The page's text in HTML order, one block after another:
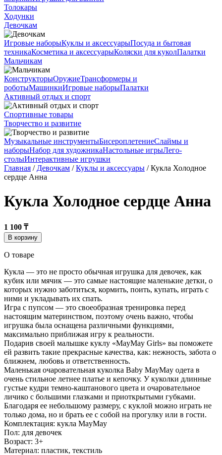
Толокары
Ходунки
Девочкам
Игровые наборыКуклы и аксессуарыПосуда и бытовая
техникаКосметика и аксессуарыКоляски для куколПалатки
Мальчикам
КонструкторыОружиеТрансформеры и
роботыМашинкиИгровые наборыПалатки
Активный отдых и спорт
Спортивные товары
Творчество и развитие
Музыкальные инструментыБисероплетениеСлаймы и
наборыНабор для художникаНастольные игрыЛего-
столыИнтерактивные игрушки
Главная / Девочкам /Куклы и аксессуары / Кукла Холодное
сердце Анна
Кукла Холодное сердце Анна
1 100 ₸
В корзину
О товаре
Кукла — это не просто обычная игрушка для девочек, как
кубик или мячик — это самые настоящие маленькие детки, о
которых нужно заботиться, кормить, поить, купать, играть с
ними и укладывать их спать.
Игра с пупсом — это своеобразная тренировка перед
настоящим материнством, поэтому очень важно, чтобы
игрушка была оснащена различными функциями,
максимально приближая игру к реальности.
Подарив своей малышке куклу «MayMay Girls» вы поможете
ей развить такие прекрасные качества, как: нежность, забота о
ближнем, любовь и ответственность.
Маленькая очаровательная куколка Baby MayMay одета в
очень стильное летнее платье и кепочку. У куколки длинные
густые кудри темно-каштанового цвета и очаровательное
личико с большими глазками и приоткрытыми губками.
Благодаря ее небольшому размеру, с куклой можно играть не
только дома, но и брать ее с собой на прогулку или в гости.
Комплектация: кукла MayMay
Пол: для девочек
Возраст: 3+
Материал: пластик, текстиль